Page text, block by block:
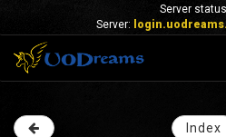
Server
Server:
Index